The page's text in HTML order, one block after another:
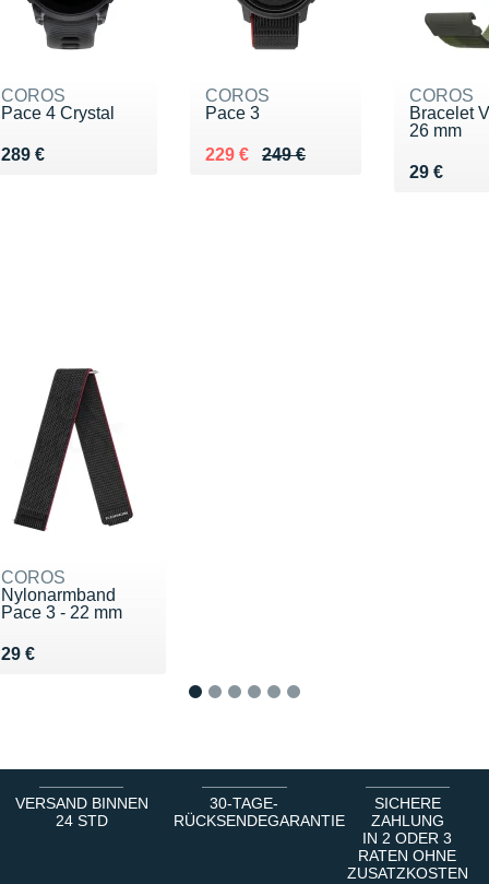
COROS
Pace 4 Crystal
289 €
Vendu 289 €
COROS
Pace 3
249 €
Au lieu de 249 €
229 €
Vendu 229 €
COROS
Bracelet
26 mm
29 €
Vendu 29
COROS
Nylonarmband
Pace 3 - 22 mm
29 €
Vendu 29 €
VERSAND BINNEN
24 STD
30-TAGE-
RÜCKSENDEGARANTIE
SICHERE
ZAHLUNG
IN 2 ODER 3
RATEN OHNE
ZUSATZKOSTEN